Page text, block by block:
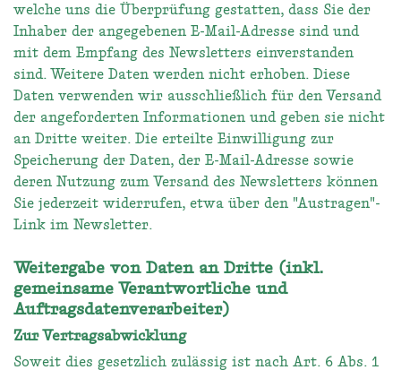
welche uns die Überprüfung gestatten, dass Sie der
Inhaber der angegebenen E-Mail-Adresse sind und
mit dem Empfang des Newsletters einverstanden
sind. Weitere Daten werden nicht erhoben. Diese
Daten verwenden wir ausschließlich für den Versand
der angeforderten Informationen und geben sie nicht
an Dritte weiter. Die erteilte Einwilligung zur
Speicherung der Daten, der E-Mail-Adresse sowie
deren Nutzung zum Versand des Newsletters können
Sie jederzeit widerrufen, etwa über den "Austragen"-
Link im Newsletter.
Weitergabe von Daten an Dritte (inkl.
gemeinsame Verantwortliche und
Auftragsdatenverarbeiter)
Zur Vertragsabwicklung
Soweit dies gesetzlich zulässig ist nach Art. 6 Abs. 1